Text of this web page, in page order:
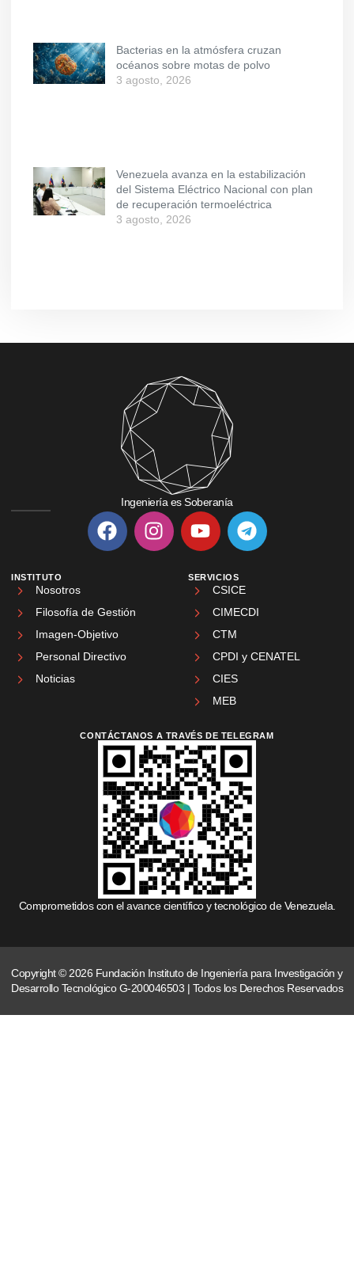
Bacterias en la atmósfera cruzan
océanos sobre motas de polvo
3 agosto, 2026
Venezuela avanza en la estabilización
del Sistema Eléctrico Nacional con plan
de recuperación termoeléctrica
3 agosto, 2026
Ingeniería es Soberanía
INSTITUTO
Nosotros
Filosofía de Gestión
Imagen-Objetivo
Personal Directivo
Noticias
SERVICIOS
CSICE
CIMECDI
CTM
CPDI y CENATEL
CIES
MEB
CONTÁCTANOS A TRAVÉS DE TELEGRAM
Comprometidos con el avance científico y tecnológico de Venezuela.
Copyright © 2026 Fundación Instituto de Ingeniería para Investigación y
Desarrollo Tecnológico G-200046503 | Todos los Derechos Reservados